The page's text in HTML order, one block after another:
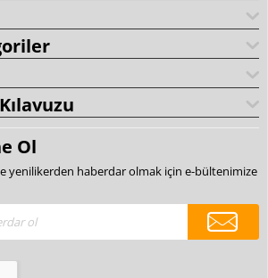
Ol
yenilikerden haberdar olmak için e-bültenimize